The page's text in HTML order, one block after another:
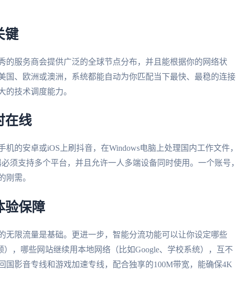
键
的服务商会提供广泛的全球节点分布，并且能根据你的网络状
国、欧洲或澳洲，系统都能自动为你匹配当下最快、最稳的连接
的技术调度能力。
在线
的安卓或iOS上刷抖音，在Windows电脑上处理国内工作文件，
须支持多个平台，并且允许一人多端设备同时使用。一个账号，
刚需。
验保障
无限流量是基础。更进一步，智能分流功能可以让你设定哪些
，哪些网站继续用本地网络（比如Google、学校系统），互不
国影音专线和游戏加速专线，配合独享的100M带宽，能确保4K